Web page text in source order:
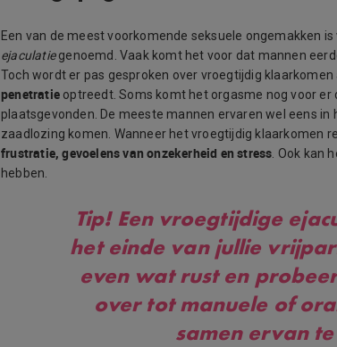
Een van de meest voorkomende seksuele ongemakken
ejaculatiegenoemd. Vaak komt het voor dat mannen
Toch wordt er pas gesproken over vroegtijdig klaarkomen
penetratie optreedt. Soms komt het orgasme nog voor
plaatsgevonden. De meeste mannen ervaren wel eens
zaadlozing komen. Wanneer het vroegtijdig klaarkomen
frustratie, gevoelens van onzekerheid en stress . Ook kan
hebben.
Tip!Een vroegtijdige
het einde van jullie
even wat rust en
over tot manuele of
samen ervan